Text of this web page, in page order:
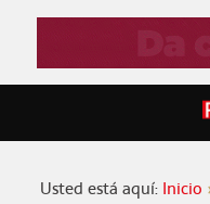
Usted está aquí: Inicio